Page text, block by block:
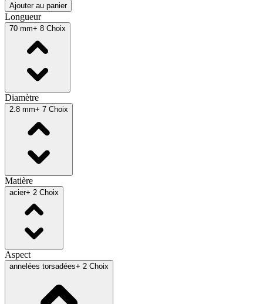
Ajouter au panier
Longueur
70 mm+ 8 Choix
Diamètre
2.8 mm+ 7 Choix
Matière
acier+ 2 Choix
Aspect
annelées torsadées+ 2 Choix